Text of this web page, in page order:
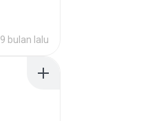
9 bulan lalu